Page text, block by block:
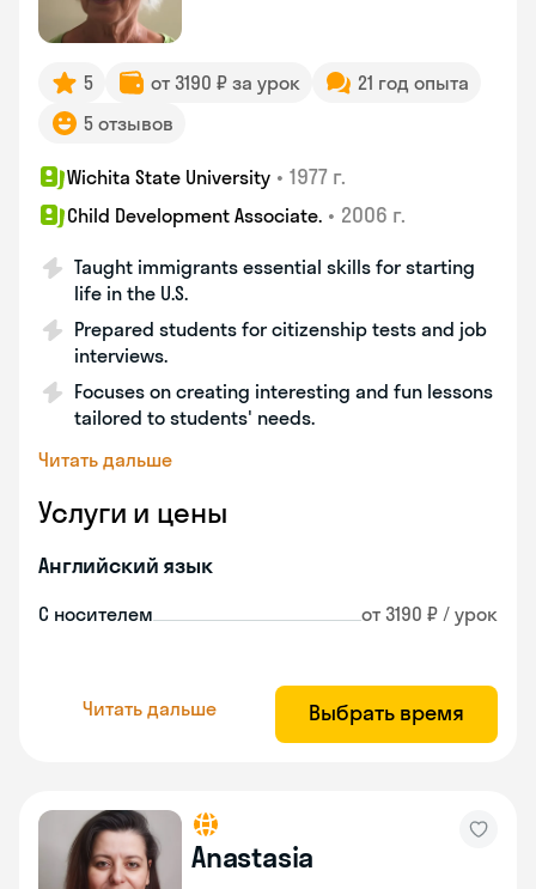
5 от 3190 ₽ за урок
21 год опыта
5 отзывов
Wichita State University • 1977 г.
Child Development Associate. • 2006 г.
Taught immigrants essential skills for starting
life in the U.S.
Prepared students for citizenship tests and job
interviews.
Focuses on creating interesting and fun lessons
tailored to students' needs.
Читать дальше
Услуги и цены
Английский язык
С носителем от 3190 ₽ / урок
Читать дальше Выбрать время
Anastasia